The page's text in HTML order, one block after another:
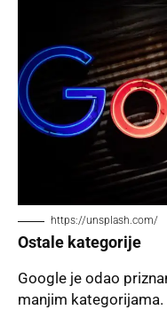
https://unsplash.com/
Ostale kategorije
Google je odao
manjim kategorijama.